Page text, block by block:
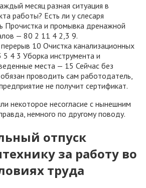
месяц разная ситуация в
работы? Есть ли у слесаря
Прочистка и промывка дренажной
— 80 2 11 4 2,3 9.
10 Очистка канализационных
4 3 Уборка инструмента и
места — 15 Сейчас без
проводить сам работодатель,
не получит сертификат.
некоторое несогласие с нынешним
немного по другому поводу.
отпуск
за работу во
труда